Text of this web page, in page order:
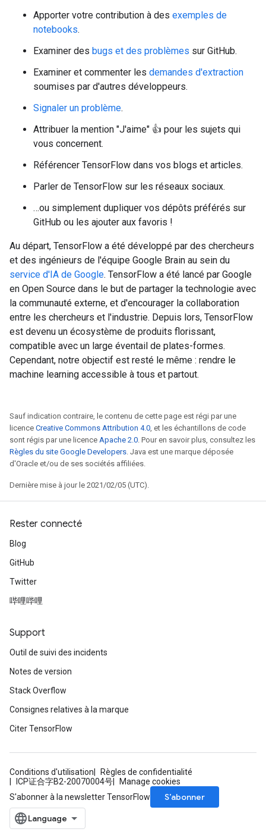
Apporter votre contribution à des exemples de
notebooks.
Examiner des bugs et des problèmes sur GitHub.
Examiner et commenter les demandes d'extraction
soumises par d'autres développeurs.
Signaler un problème.
Attribuer la mention "J'aime" 👍 pour les sujets qui
vous concernent.
Référencer TensorFlow dans vos blogs et articles.
Parler de TensorFlow sur les réseaux sociaux.
…ou simplement dupliquer vos dépôts préférés sur
GitHub ou les ajouter aux favoris !
Au départ, TensorFlow a été développé par des chercheurs
et des ingénieurs de l'équipe Google Brain au sein du
service d'IA de Google. TensorFlow a été lancé par Google
en Open Source dans le but de partager la technologie avec
la communauté externe, et d'encourager la collaboration
entre les chercheurs et l'industrie. Depuis lors, TensorFlow
est devenu un écosystème de produits florissant,
compatible avec un large éventail de plates-formes.
Cependant, notre objectif est resté le même : rendre le
machine learning accessible à tous et partout.
Sauf indication contraire, le contenu de cette page est régi par une
licence Creative Commons Attribution 4.0, et les échantillons de code
sont régis par une licence Apache 2.0. Pour en savoir plus, consultez les
Règles du site Google Developers. Java est une marque déposée
d'Oracle et/ou de ses sociétés affiliées.
Dernière mise à jour le 2021/02/05 (UTC).
Rester connecté
Blog
GitHub
Twitter
哔哩哔哩
Support
Outil de suivi des incidents
Notes de version
Stack Overflow
Consignes relatives à la marque
Citer TensorFlow
Conditions d'utilisation
Règles de confidentialité
ICP证合字B2-20070004号
Manage cookies
S'abonner à la newsletter TensorFlow
S’abonner